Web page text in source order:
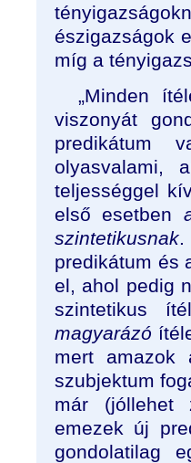
észigazságok
míg a
„Minden
viszonyát
predikátum
olyasvalami,
teljességgel
első esetben
szintetikusnak
predikátum és
el, ahol pedig
szintetikus
magyarázó
mert amazok
szubjektum
már (jóllehet
emezek új
gondolatilag